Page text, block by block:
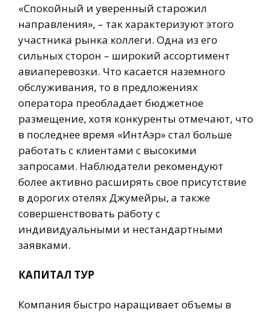
«Спокойный и уверенный старожил
направления», – так характеризуют этого
участника рынка коллеги. Одна из его
сильных сторон – широкий ассортимент
авиаперевозки. Что касается наземного
обслуживания, то в предложениях
оператора преобладает бюджетное
размещение, хотя конкуренты отмечают, что
в последнее время «ИнтАэр» стал больше
работать с клиентами с высокими
запросами. Наблюдатели рекомендуют
более активно расширять свое присутствие
в дорогих отелях Джумейры, а также
совершенствовать работу с
индивидуальными и нестандартными
заявками.
КАПИТАЛ ТУР
Компания быстро наращивает объемы в